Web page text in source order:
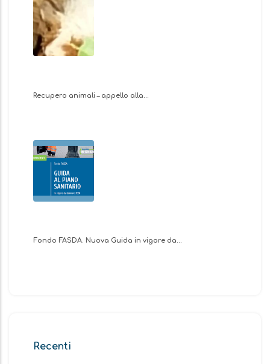
Recupero animali – appello alla…
Fondo FASDA. Nuova Guida in vigore da…
Recenti